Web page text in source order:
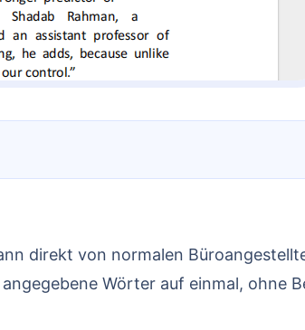
direkt von normalen
Wörter auf einmal, ohne